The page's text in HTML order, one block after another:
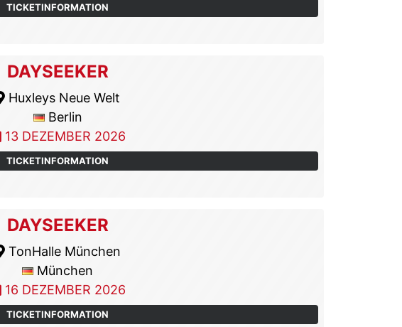
TICKETINFORMATION
DAYSEEKER
Huxleys Neue Welt
Berlin
13 DEZEMBER 2026
TICKETINFORMATION
DAYSEEKER
TonHalle München
München
16 DEZEMBER 2026
TICKETINFORMATION